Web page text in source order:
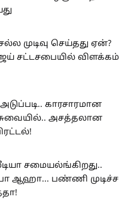
முடிவு செய்தது ஏன்?
சட்டசபையில் விளக்கம்
அடுப்படி.. காரசாரமான
அசத்தலான
சமையல்ங்கிறது..
ஆஹா... பண்ணி முடிச்ச